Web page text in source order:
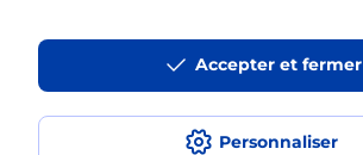
Personnaliser
Accepter et fermer
Photocopier